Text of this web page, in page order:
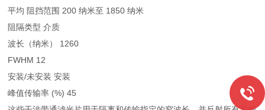
平均 阻挡范围 200 纳米至 1850 纳米
阻隔类型 介质
波长（纳米） 1260
FWHM 12
安装/未安装 安装
峰值传输率 (%) 45